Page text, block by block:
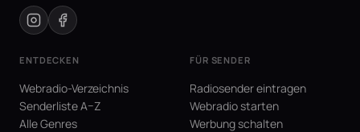
ENTDECKEN
Webradio-Verzeichnis
Senderliste A–Z
Alle Genres
FÜR SENDER
Radiosender eintragen
Webradio starten
Werbung schalten